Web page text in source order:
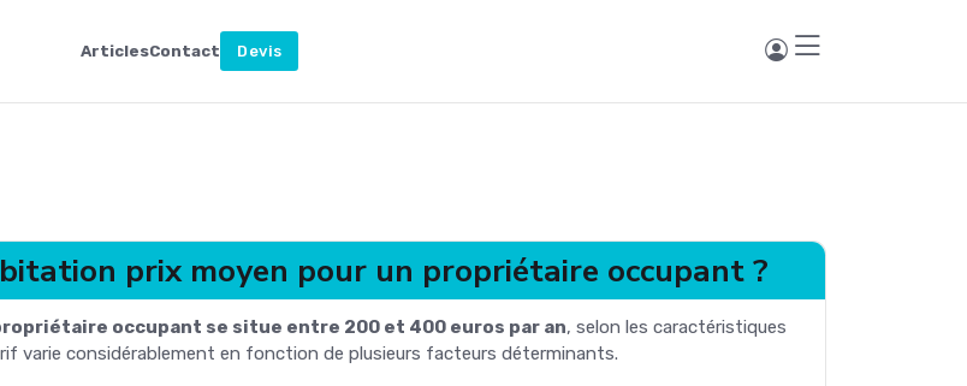
ArticlesContact Devis
prix moyen pour un propriétaire occupant ?
occupant se situe entre 200 et 400 euros par an, selon les caractéristiques
varie considérablement en fonction de plusieurs facteurs déterminants.